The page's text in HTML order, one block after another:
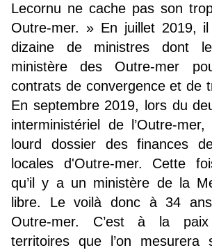
Lecornu ne cache pas son
Outre-mer. » En juillet 2019,
dizaine de ministres dont
ministère des Outre-mer
contrats de convergence et de
En septembre 2019, lors du
interministériel de l’Outre-
lourd dossier des finances
locales d'Outre-mer. Cette
qu’il y a un ministère de la
libre. Le voilà donc à 34
Outre-mer. C’est à la
territoires que l’on mesurera